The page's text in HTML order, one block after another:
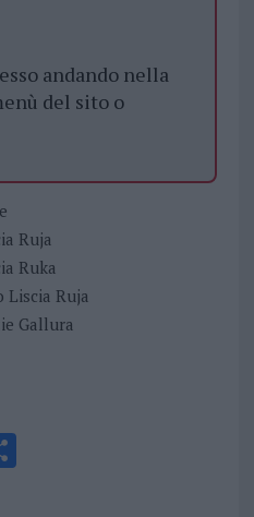
andando nella
del sito o
Ruja
Ruka
Liscia Ruja
Gallura
S